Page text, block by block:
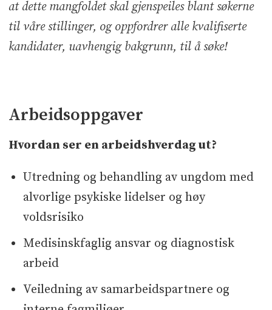
at dette mangfoldet skal gjenspeiles blant søkerne
til våre stillinger, og oppfordrer alle kvalifiserte
kandidater, uavhengig bakgrunn, til å søke!
Arbeidsoppgaver
Hvordan ser en arbeidshverdag ut?
Utredning og behandling av ungdom med
alvorlige psykiske lidelser og høy
voldsrisiko
Medisinskfaglig ansvar og diagnostisk
arbeid
Veiledning av samarbeidspartnere og